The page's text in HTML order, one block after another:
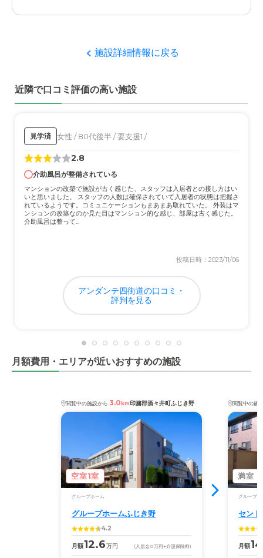
職員・スタッフ・他入居者の雰囲気について
て冷たいところがなく、優しい。
明るく清潔感が有り、とても過ごしやすいと感じた。ま
た、開放感もあり、訪問しやすい感じがした。
介護医療サービスについて
入居者のニーズに合った介護を行なっていると感じてい
る。シャロームきこえでは、金儲けのためだけにしか感じ
なかった。
自分の仕事場に近いという点と、妻の実家に近いという点
が、気軽に訪問できると感じている。
料金費用について
施設詳細情報に戻る
近隣で口コミ評価の高い施設
見学済 女性 / 80代後半 / 要支援1 /
2.8
介助風呂が整備されている
マンションの改築で施設が古く感じた、スタッフは入居者との接し方はい
いと思いました。 スタッフの人数は確保されていて入居者の状態は把握さ
れているようです。コミュニケーションもまあまあ取れていた。 外装はマ
ンションの改築なのか見た目はマンション的な感じ、部屋は古く感じた。
介助風呂は整って...
投稿日時：2023/11/06
アンダンテ四街道の口コミ・
評判を見る
月額費用・エリアが近いおすすめの施設
閲覧中の施設から 3.0km印旛郡酒々井町ふじき野
空室1室
グループホーム
グループホームふじき野
4.2
月額12.6万円 (入居金0万円 +介護保険料)
閲覧中の施
満室
グループホ
セン
月額